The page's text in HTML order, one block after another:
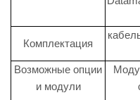
Комплектация
Возможные опции
и модули